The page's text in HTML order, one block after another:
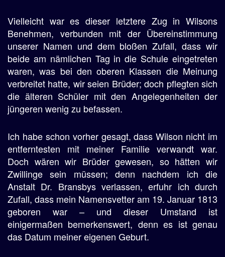
Vielleicht war es dieser letztere Zug in Wilsons
Benehmen, verbunden mit der Übereinstimmung
unserer Namen und dem bloßen Zufall, dass wir
beide am nämlichen Tag in die Schule eingetreten
waren, was bei den oberen Klassen die Meinung
verbreitet hatte, wir seien Brüder; doch pflegten sich
die älteren Schüler mit den Angelegenheiten der
jüngeren wenig zu befassen.
Ich habe schon vorher gesagt, dass Wilson nicht im
entferntesten mit meiner Familie verwandt war.
Doch wären wir Brüder gewesen, so hätten wir
Zwillinge sein müssen; denn nachdem ich die
Anstalt Dr. Bransbys verlassen, erfuhr ich durch
Zufall, dass mein Namensvetter am 19. Januar 1813
geboren war – und dieser Umstand ist
einigermaßen bemerkenswert, denn es ist genau
das Datum meiner eigenen Geburt.